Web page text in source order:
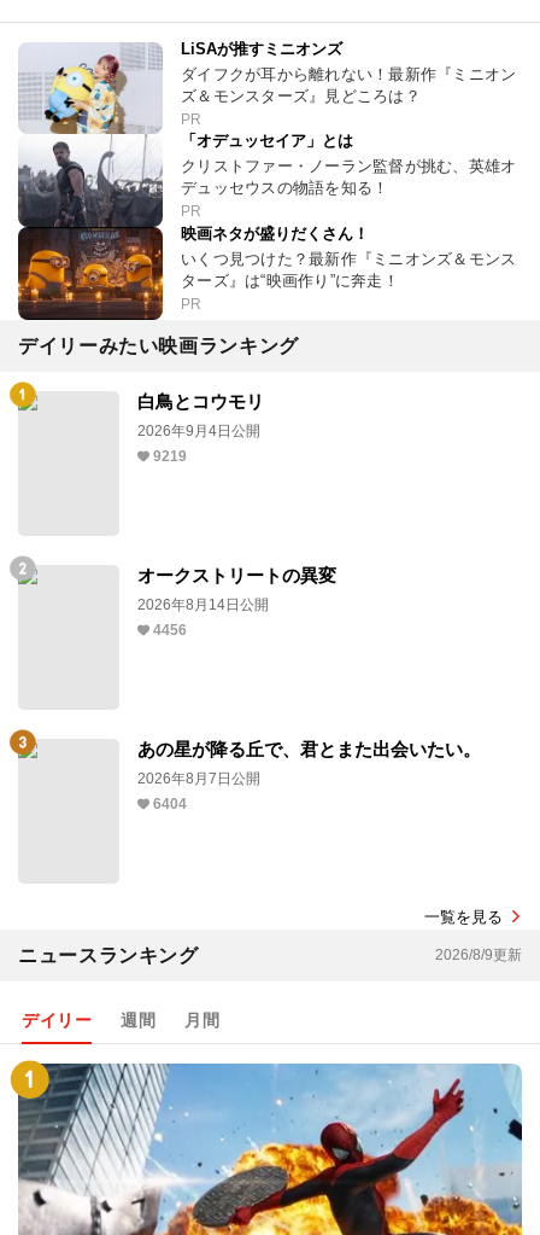
LiSAが推すミニオンズ
ダイフクが耳から離れない！最新作『ミニオン
ズ＆モンスターズ』見どころは？
PR
「オデュッセイア」とは
クリストファー・ノーラン監督が挑む、英雄オ
デュッセウスの物語を知る！
PR
映画ネタが盛りだくさん！
いくつ見つけた？最新作『ミニオンズ＆モンス
ターズ』は“映画作り”に奔走！
PR
デイリーみたい映画ランキング
白鳥とコウモリ
2026年9月4日公開
9219
オークストリートの異変
2026年8月14日公開
4456
あの星が降る丘で、君とまた出会いたい。
2026年8月7日公開
6404
一覧を見る
ニュースランキング 2026/8/9更新
デイリー 週間 月間